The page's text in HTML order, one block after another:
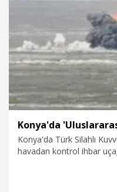
Gündem
Konya'da Türk Silahlı
havadan kontrol ihbar